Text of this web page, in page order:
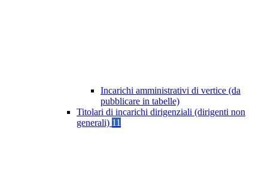
Incarichi amministrativi di vertice (da
pubblicare in tabelle)
Titolari di incarichi dirigenziali (dirigenti non
generali) 11